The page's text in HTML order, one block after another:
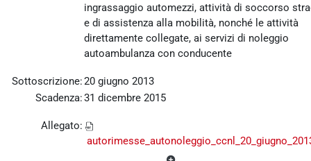
ingrassaggio automezzi, attività di soccorso
e di assistenza alla mobilità, nonché le attività
direttamente collegate, ai servizi di noleggio
autoambulanza con conducente
Sottoscrizione:20 giugno 2013
Scadenza:31 dicembre 2015
Allegato: